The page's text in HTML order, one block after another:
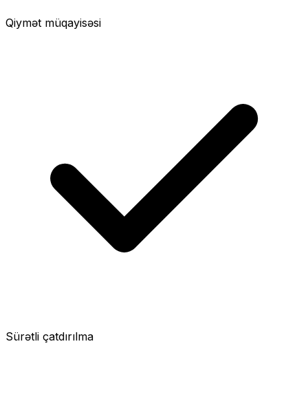
Qiymət müqayisəsi
Sürətli çatdırılma